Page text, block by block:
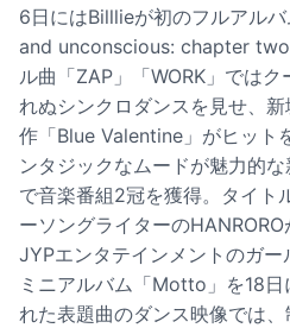
6日にはBilllieが初のフルアル
and unconscious: chapter two
ル曲「ZAP」「WORK」では
れぬシンクロダンスを見せ、
作「Blue Valentine」がヒット
ンタジックなムードが魅力的
で音楽番組2冠を獲得。タイト
ーソングライターの
JYPエンタテインメントのガー
ミニアルバム「Motto」を18
れた表題曲のダンス映像では